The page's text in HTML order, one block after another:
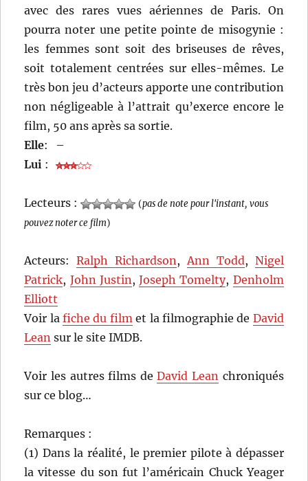
avec des rares vues aériennes de Paris. On
pourra noter une petite pointe de misogynie :
les femmes sont soit des briseuses de rêves,
soit totalement centrées sur elles-mêmes. Le
très bon jeu d’acteurs apporte une contribution
non négligeable à l’attrait qu’exerce encore le
film, 50 ans après sa sortie.
Elle:
–
Lui :
Lecteurs : (pas de note pour l'instant, vous
pouvez noter ce film)
Acteurs:Ralph Richardson,Ann Todd, Nigel
Patrick, John Justin,Joseph Tomelty, Denholm
Elliott
Voir lafiche du filmet la filmographie de David
Lean sur le site IMDB.
Voir les autres films deDavid Lean chroniqués
sur ce blog…
Remarques :
(1) Dans la réalité, le premier pilote à dépasser
la vitesse du son fut l’américain Chuck Yeager